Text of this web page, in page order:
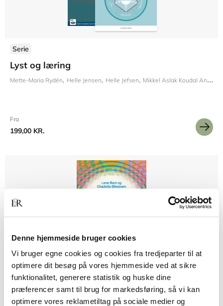
Denne hjemmeside bruger cookies
Vi bruger egne cookies og cookies fra tredjeparter til at
optimere dit besøg på vores hjemmeside ved at sikre
funktionalitet, generere statistik og huske dine
præferencer samt til brug for markedsføring, så vi kan
optimere vores reklametiltag på sociale medier og
Serie
Lyst og læring
Mette-Maria Rydén Helle Jensen Helle Jefsen Mikkel Aslak Koudal Andersen
Fra
199,00 KR.
2 formater
Få greb om elevernes lytning
Lene Illum Charlotte Øhrstrøm